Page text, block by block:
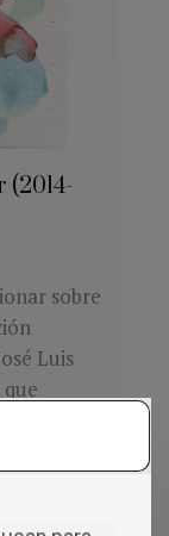
sobre
Luis
–